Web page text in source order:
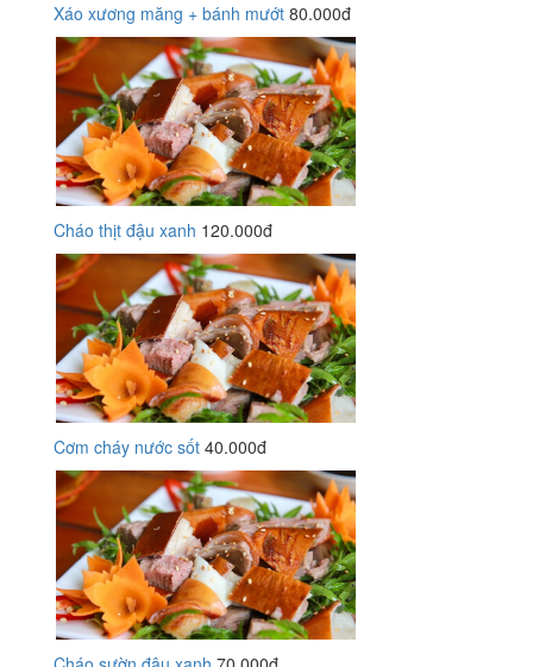
Xáo xương măng + bánh mướt 80.000đ
Cháo thịt đậu xanh 120.000đ
Cơm cháy nước sốt 40.000đ